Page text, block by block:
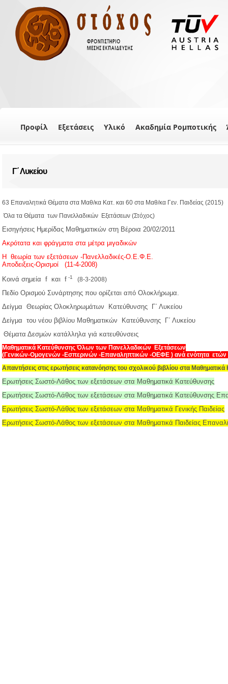
Προφίλ Εξετάσεις Υλικό Ακαδημία Ρομποτικής
Γ΄ Λυκείου
63 Επαναλητικά Θέματα στα Μαθ/κα Κατ. και 60 στα Μαθ/κα Γεν. Παιδείας (2015)
Όλα τα Θέματα των Πανελλαδικών Εξετάσεων (Στόχος)
Εισηγήσεις Ημερίδας Μαθηματικών στη Βέροια 20/02/2011
Ακρότατα και φράγματα στα μέτρα μιγαδικών
Η θεωρία των εξετάσεων -Πανελλαδικές-Ο.Ε.Φ.Ε.
Αποδειξεις-Ορισμοί (11-4-2008)
Κοινά σημεία f και f -1 (8-3-2008)
Πεδίο Ορισμού Συνάρτησης που ορίζεται από Ολοκλήρωμα.
Δείγμα Θεωρίας Ολοκληρωμάτων Κατεύθυνσης Γ΄ Λυκείου
Δείγμα του νέου βιβλίου Μαθηματικών Κατεύθυνσης Γ΄ Λυκείου
Θέματα Δεσμών κατάλληλα γιά κατευθύνσεις
Μαθηματικά Κατεύθυνσης Όλων των Πανελλαδικών Εξετάσεων
(Γενικών-Ομογενών -Εσπερινών -Επαναληπτικών -ΟΕΦΕ ) ανά ενότητα ετών
Απαντήσεις στις ερωτήσεις κατανόησης του σχολικού βιβλίου στα
Ερωτήσεις Σωστό-Λάθος των εξετάσεων στα Μαθηματικά Κατεύθυνσης
Ερωτήσεις Σωστό-Λάθος των εξετάσεων στα Μαθηματικά Κατεύθυνσης
Ερωτήσεις Σωστό-Λάθος των εξετάσεων στα Μαθηματικά Γενικής Παιδείας
Ερωτήσεις Σωστό-Λάθος των εξετάσεων στα Μαθηματικά Παιδείας